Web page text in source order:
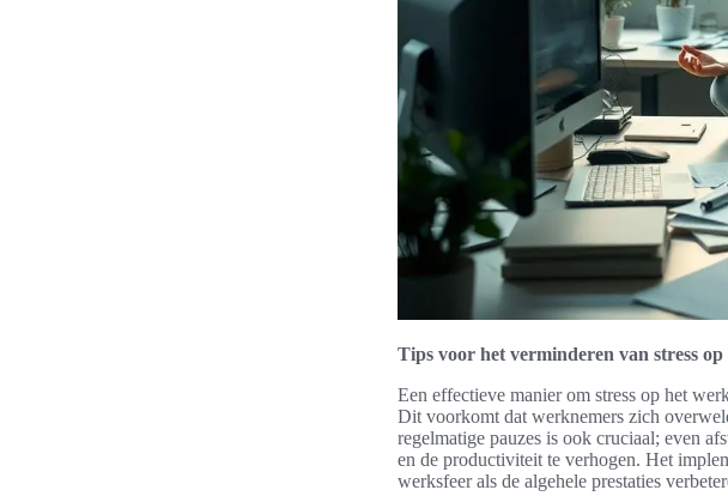
Tips voor het verminderen van stress
Een effectieve manier om stress op het
Dit voorkomt dat werknemers zich
regelmatige pauzes is ook cruciaal; even
en de productiviteit te verhogen. Het
werksfeer als de algehele prestaties